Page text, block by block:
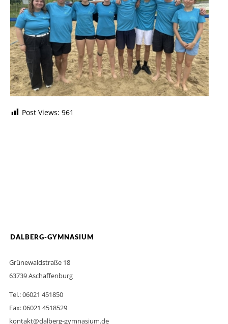
Post Views: 961
DALBERG-GYMNASIUM
Grünewaldstraße 18
63739 Aschaffenburg
Tel.: 06021 451850
Fax: 06021 4518529
kontakt@dalberg-gymnasium.de